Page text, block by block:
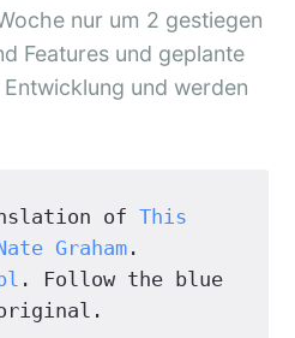
nur um 2 gestiegen
Features und geplante
und werden
of This
Graham.
. Follow the blue